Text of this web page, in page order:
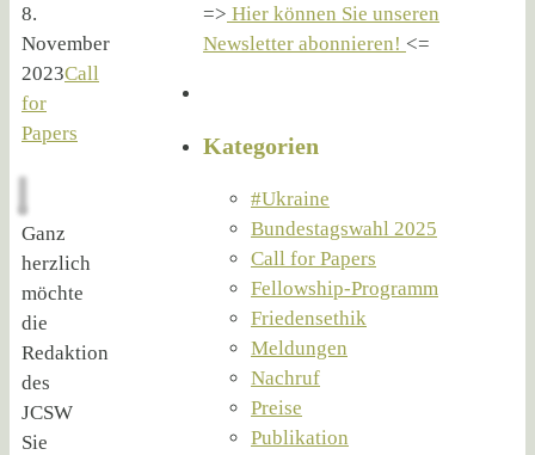
8.
November
2023Call
for
Papers
Ganz
herzlich
möchte
die
Redaktion
des
JCSW
Sie
=> Hier können Sie unseren
Newsletter abonnieren! <=
Kategorien
#Ukraine
Bundestagswahl 2025
Call for Papers
Fellowship-Programm
Friedensethik
Meldungen
Nachruf
Preise
Publikation